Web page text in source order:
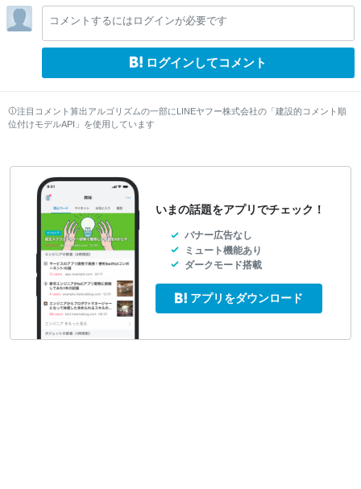
lo
w
lo
w
lo
w
lo
w
lo
w
lo
w
lo
w
lo
w
lololo
コメントするにはログインが必要です
ログインしてコメント
注目コメント算出アルゴリズムの一部にLINEヤフー株式会社の「建設的コメント順
位付けモデルAPI」を使用しています
いまの話題をアプリでチェック！
バナー広告なし
ミュート機能あり
ダークモード搭載
アプリをダウンロード